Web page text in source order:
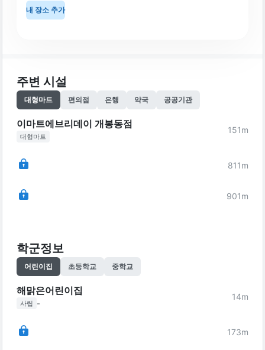
내 장소 추가
주변 시설
대형마트 편의점 은행 약국 공공기관
이마트에브리데이 개봉동점
대형마트
151m
811m
901m
학군정보
어린이집 초등학교 중학교
해맑은어린이집
사립 -
14m
173m